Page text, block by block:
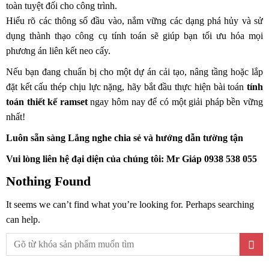
toàn tuyệt đối cho công trình.
Hiểu rõ các thông số đầu vào, nắm vững các dạng phá hủy và sử
dụng thành thạo công cụ tính toán sẽ giúp bạn tối ưu hóa mọi
phương án liên kết neo cấy.
Nếu bạn đang chuẩn bị cho một dự án cải tạo, nâng tầng hoặc lắp
đặt kết cấu thép chịu lực nặng, hãy bắt đầu thực hiện bài toán tính
toán thiết kế ramsetngay hôm nay để có một giải pháp bền vững
nhất!
Luôn sẵn sàng Lắng nghe chia sẻ và hướng dẫn tường tận
Vui lòng liên hệ đại diện của chúng tôi: Mr Giáp 0938 538 055
Nothing Found
It seems we can’t find what you’re looking for. Perhaps searching
can help.